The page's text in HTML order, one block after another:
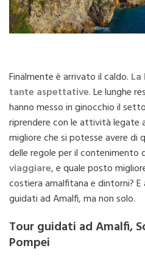
Finalmente è arrivato il caldo.
tante aspettative. Le lunghe
hanno messo in ginocchio il
riprendere con le attività legate
migliore che si potesse avere di
delle regole per il contenimento
viaggiare, e quale posto
costiera amalfitana e dintorni?
guidati ad Amalfi, ma non solo.
Tour guidati ad Amalfi,
Pompei